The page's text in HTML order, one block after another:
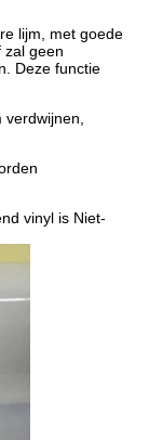
lijm, met goede
zal geen
Deze functie
verdwijnen,
vinyl is Niet-